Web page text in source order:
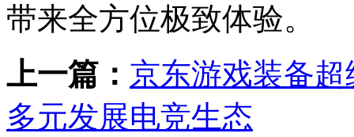
带来全方位极致体验。
上一篇： 京东游戏装备
多元发展电竞生态